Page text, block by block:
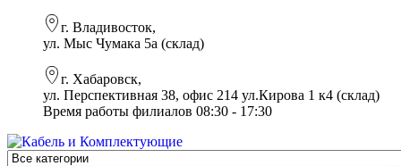
г. Владивосток,
ул. Мыс Чумака 5а (склад)
г. Хабаровск,
ул. Перспективная 38, офис 214 ул.Кирова 1 к4 (склад)
Время работы филиалов 08:30 - 17:30